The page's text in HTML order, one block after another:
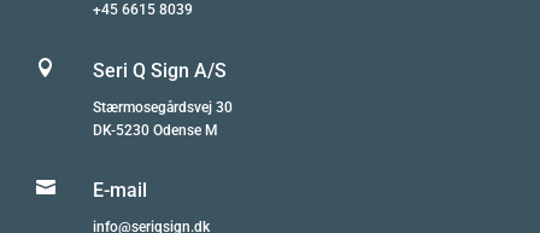
+45 6615 8039
 Seri Q Sign A/S
Stærmosegårdsvej 30
DK-5230 Odense M
 E-mail
info@seriqsign.dk